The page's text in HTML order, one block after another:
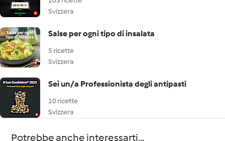
Svizzera
Salse per ogni tipo di insalata
5 ricette
Svizzera
Sei un/a Professionista degli antipasti
10 ricette
Svizzera
Potrebbe anche interessarti...